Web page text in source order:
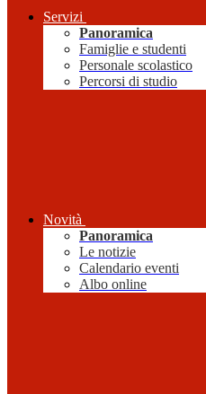
Servizi
Panoramica
Famiglie e studenti
Personale scolastico
Percorsi di studio
Novità
Panoramica
Le notizie
Calendario eventi
Albo online